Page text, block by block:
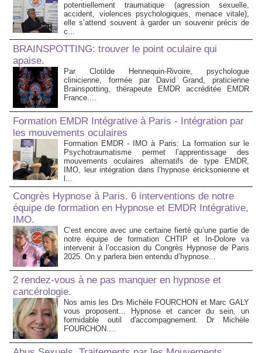
potentiellement traumatique (agression sexuelle,
accident, violences psychologiques, menace vitale),
elle s’attend souvent à garder un souvenir précis de
c...
BRAINSPOTTING: trouver le point oculaire qui
apaise.
Par Clotilde Hennequin-Rivoire, psychologue
clinicienne, formée par David Grand, praticienne
Brainspotting, thérapeute EMDR accréditée EMDR
France....
Formation EMDR Intégrative à Paris - Intégration par
les mouvements oculaires
Formation EMDR - IMO à Paris: La formation sur le
Psychotraumatisme permet l’apprentissage des
mouvements oculaires alternatifs de type EMDR,
IMO, leur intégration dans l’hypnose éricksonienne et
l...
Congrès Hypnose à Paris. 6 interventions de notre
équipe de formation en Hypnose et EMDR Intégrative,
IMO.
C’est encore avec une certaine fierté qu’une partie de
notre équipe de formation CHTIP et In-Dolore va
intervenir à l’occasion du Congrès Hypnose de Paris
2025. On y parlera bien entendu d’hypnose...
2 rendez-vous à ne pas manquer en hypnose et
cancérologie.
Nos amis les Drs Michèle FOURCHON et Marc GALY
vous proposent... Hypnose et cancer du sein, un
formidable outil d'accompagnement. Dr Michèle
FOURCHON....